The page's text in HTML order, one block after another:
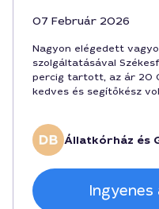
07 Február 2026
Nagyon elégedett
szolgáltatásával
percig tartott, az ár 20
kedves és segítőkész
Állatkórház és